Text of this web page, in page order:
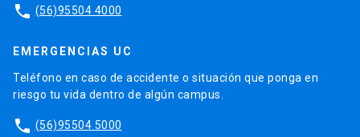
phone (56)95504 4000
EMERGENCIAS UC
Teléfono en caso de accidente o situación que ponga en
riesgo tu vida dentro de algún campus.
phone (56)95504 5000